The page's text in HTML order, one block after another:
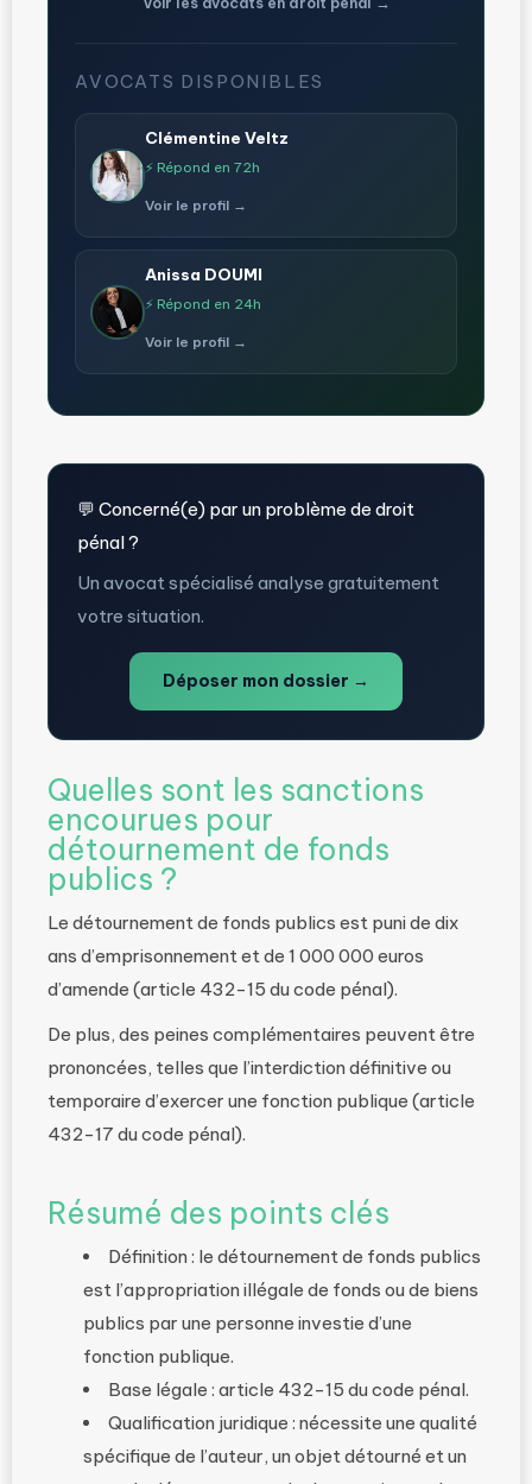
AVOCATS DISPONIBLES
Clémentine Veltz
⚡ Répond en 72h
Voir le profil →
Anissa DOUMI
⚡ Répond en 24h
Voir le profil →
💬 Concerné(e) par un problème de droit
pénal ?
Un avocat spécialisé analyse gratuitement
votre situation.
Déposer mon dossier →
Quelles sont les sanctions
encourues pour
détournement de fonds
publics ?
Le détournement de fonds publics est puni de dix
ans d’emprisonnement et de 1 000 000 euros
d’amende (article 432-15 du code pénal).
De plus, des peines complémentaires peuvent être
prononcées, telles que l’interdiction définitive ou
temporaire d’exercer une fonction publique (article
432-17 du code pénal).
Résumé des points clés
Définition : le détournement de fonds publics
est l’appropriation illégale de fonds ou de biens
publics par une personne investie d’une
fonction publique.
Base légale : article 432-15 du code pénal.
Qualification juridique : nécessite une qualité
spécifique de l’auteur, un objet détourné et un